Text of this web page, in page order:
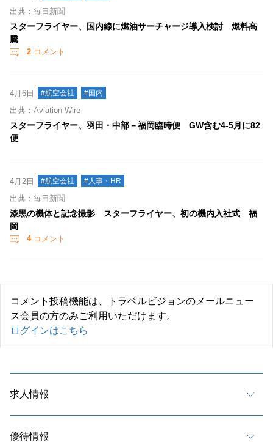
出典：毎日新聞
スターフライヤー、国内線に燃油サーチャージ導入検討 燃料高
騰
2 コメント
4月6日 #航空会社 #国内
出典：Aviation Wire
スターフライヤー、羽田・中部－福岡臨時便 GW含む4-5月に82
便
4月2日 #航空会社 #人事・HR
出典：毎日新聞
漆黒の機体と記念撮影 スターフライヤー、初の機内入社式 福
岡
4コメント
コメント投稿機能は、トラベルビジョンのメールニュー
ス会員の方のみご利用いただけます。
ログインはこちら
求人情報
優待情報